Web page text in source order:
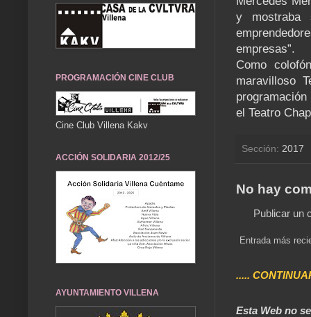
y mostraba
empresas”.
Como
maravilloso
el Teatro
Sección: 2017
No hay
Publicar un
Entrada más
.....
Esta Web no
PROGRAMACIÓN CINE CLUB
Cine Club Villena Kakv
ACCIÓN SOLIDARIA 2012/25
AYUNTAMIENTO VILLENA